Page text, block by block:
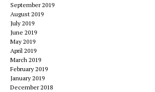
September 2019
August 2019
July 2019
June 2019
May 2019
April 2019
March 2019
February 2019
January 2019
December 2018